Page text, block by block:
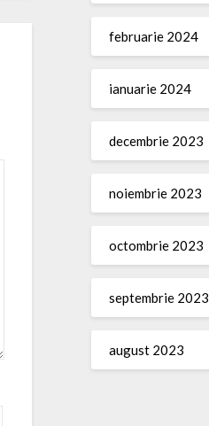
februarie 2024
ianuarie 2024
decembrie 2023
noiembrie 2023
octombrie 2023
septembrie 2023
august 2023